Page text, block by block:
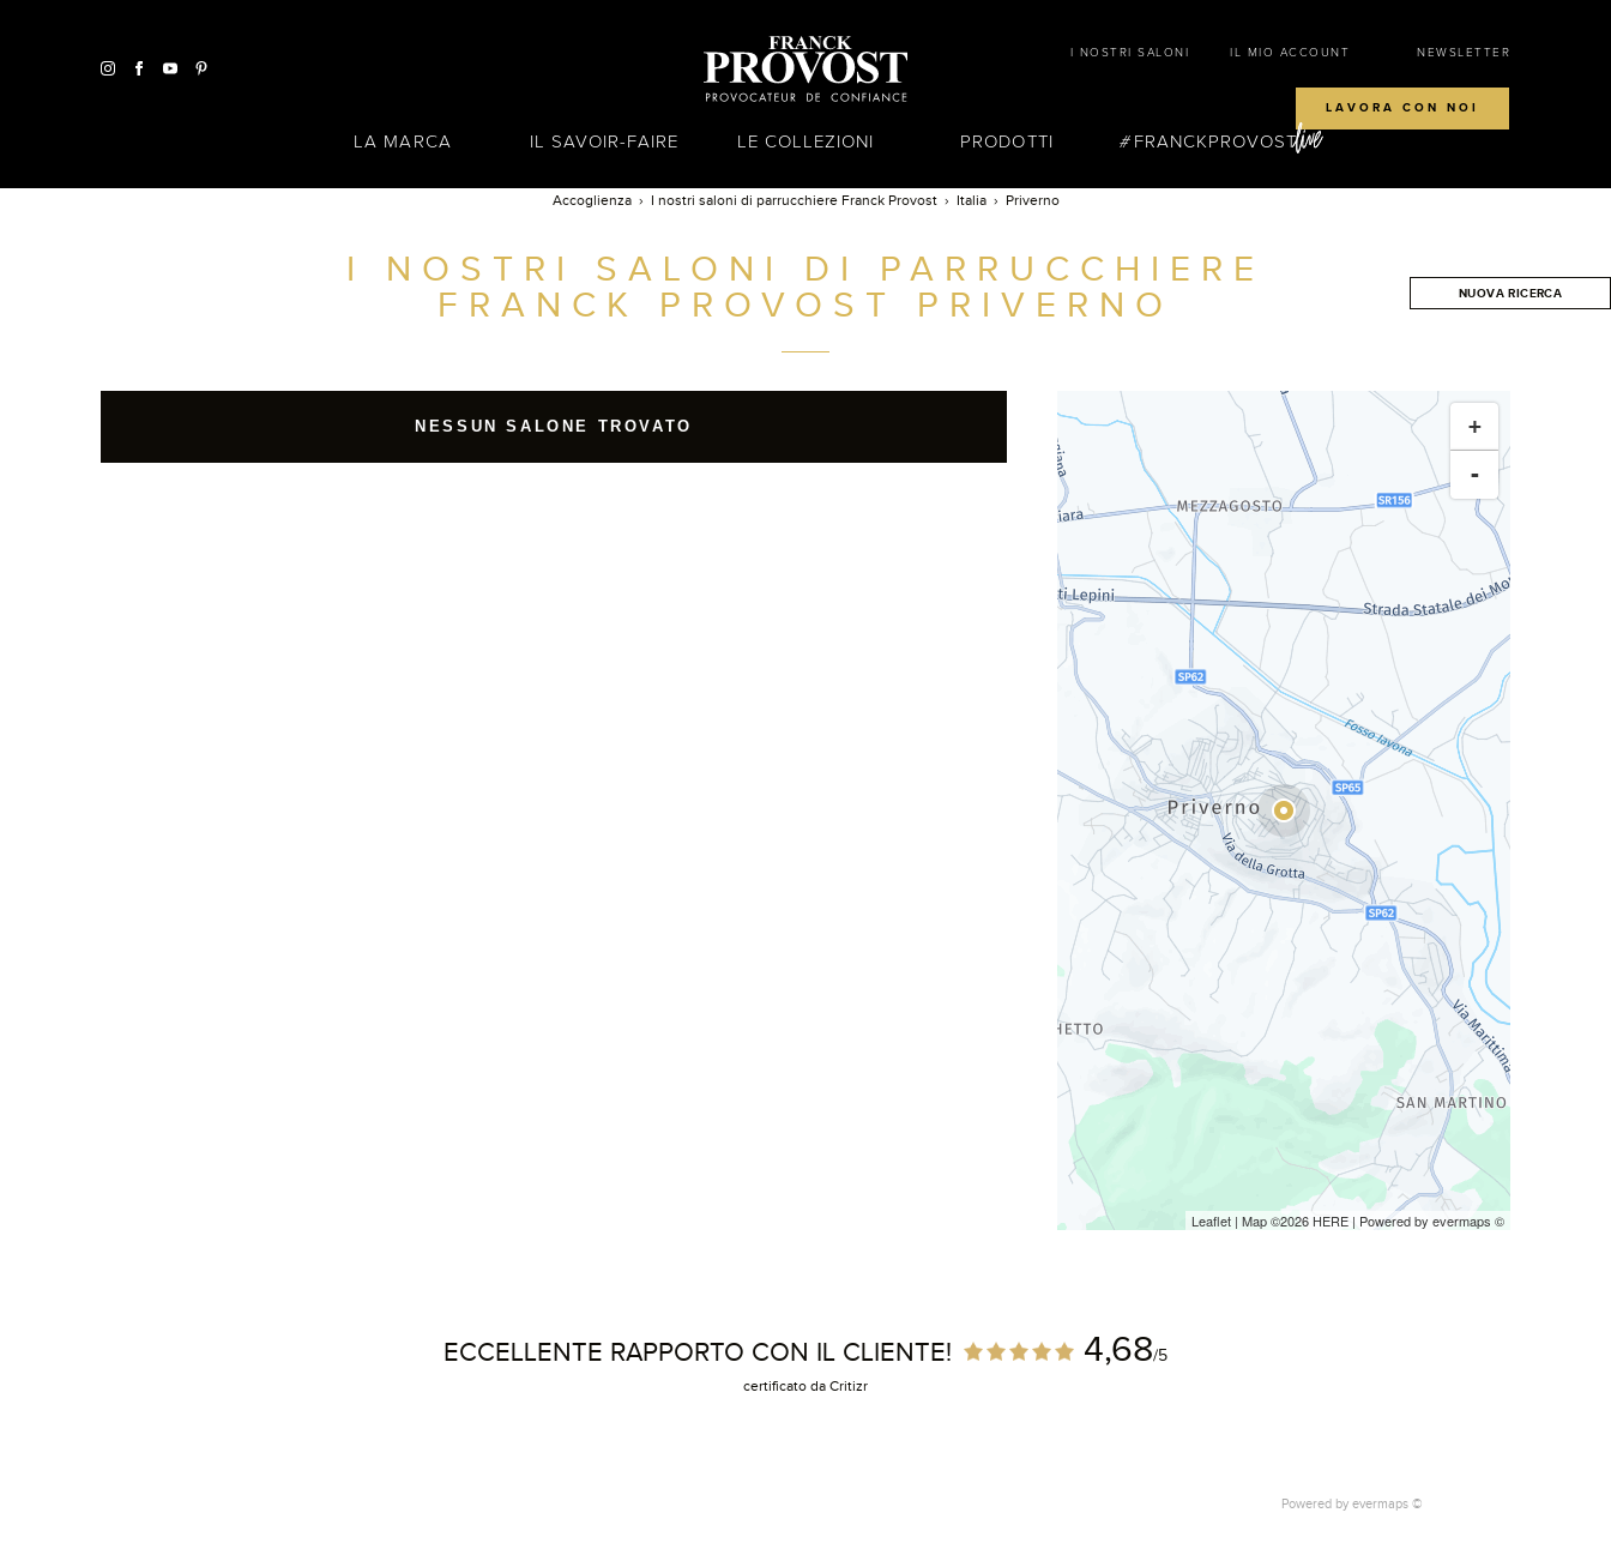
Accoglienza I nostri saloni di parrucchiere Franck Provost Italia Priverno
I NOSTRI SALONI DI PARRUCCHIERE
FRANCK PROVOST
PRIVERNO NUOVA RICERCA
+
-
Leaflet | Map ©2026 HERE | Powered by evermaps ©
NESSUN SALONE TROVATO
ECCELLENTE RAPPORTO CON IL CLIENTE! 4,68/5
certificato da Critizr
Powered by evermaps ©
I NOSTRI SALONI IL MIO ACCOUNT NEWSLETTER
LAVORA CON NOI
LA MARCA IL SAVOIR-FAIRE LE COLLEZIONI PRODOTTI FRANCKPROVOST